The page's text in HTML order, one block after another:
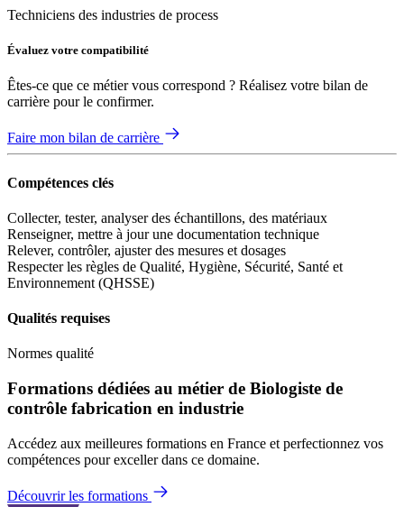
Techniciens des industries de process
Évaluez votre compatibilité
Êtes-ce que ce métier vous correspond ? Réalisez votre bilan de
carrière pour le confirmer.
Faire mon bilan de carrière
Compétences clés
Collecter, tester, analyser des échantillons, des matériaux
Renseigner, mettre à jour une documentation technique
Relever, contrôler, ajuster des mesures et dosages
Respecter les règles de Qualité, Hygiène, Sécurité, Santé et
Environnement (QHSSE)
Qualités requises
Normes qualité
Formations dédiées au métier de Biologiste de
contrôle fabrication en industrie
Accédez aux meilleures formations en France et perfectionnez vos
compétences pour exceller dans ce domaine.
Découvrir les formations